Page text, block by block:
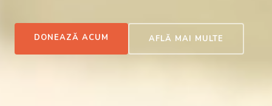
DONEAZĂ ACUM AFLĂ MAI MULTE